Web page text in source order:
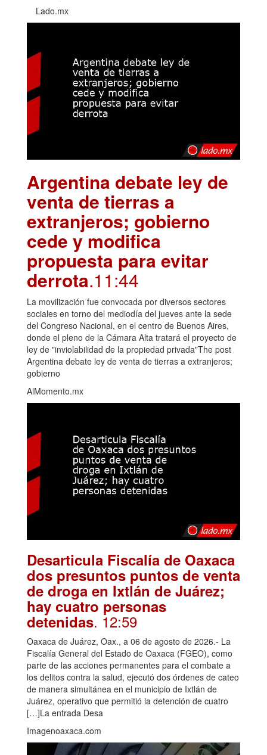
Lado.mx
Argentina debate ley de
venta de tierras a
extranjeros; gobierno
cede y modifica
propuesta para evitar
derrota.11:44
La movilización fue convocada por diversos sectores
sociales en torno del mediodía del jueves ante la sede
del Congreso Nacional, en el centro de Buenos Aires,
donde el pleno de la Cámara Alta tratará el proyecto de
ley de "inviolabilidad de la propiedad privada"The post
Argentina debate ley de venta de tierras a extranjeros;
gobierno
AlMomento.mx
Desarticula Fiscalía de Oaxaca
dos presuntos puntos de venta
de droga en Ixtlán de Juárez;
hay cuatro personas
detenidas. 12:59
Oaxaca de Juárez, Oax., a 06 de agosto de 2026.- La
Fiscalía General del Estado de Oaxaca (FGEO), como
parte de las acciones permanentes para el combate a
los delitos contra la salud, ejecutó dos órdenes de cateo
de manera simultánea en el municipio de Ixtlán de
Juárez, operativo que permitió la detención de cuatro
[…]La entrada Desa
Imagenoaxaca.com